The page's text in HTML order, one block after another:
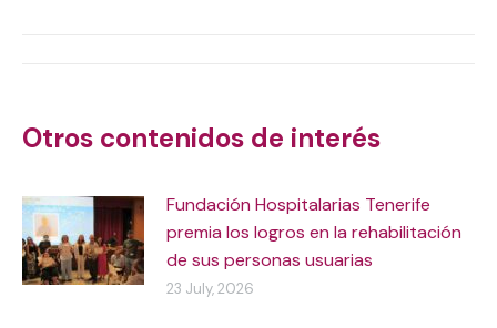
Otros contenidos de interés
Fundación Hospitalarias Tenerife
premia los logros en la rehabilitación
de sus personas usuarias
23 July, 2026